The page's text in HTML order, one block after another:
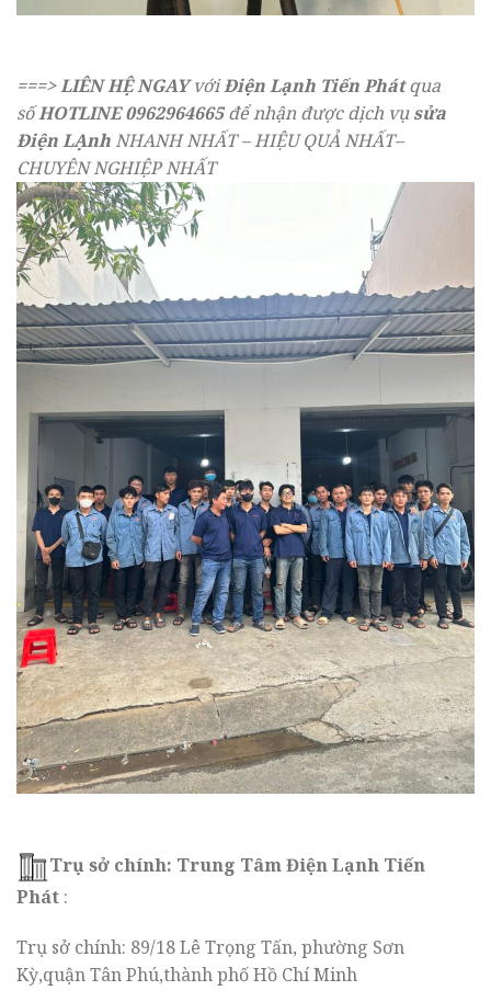
===>LIÊN HỆ NGAYvớiĐiện Lạnh Tiến Phátqua
sốHOTLINE0962964665để nhận được dịch vụsửa
Điện LẠnhNHANH NHẤT – HIỆU QUẢ NHẤT–
CHUYÊN NGHIỆP NHẤT
Trụ sở chính: Trung Tâm Điện Lạnh Tiến
Phát :
Trụ sở chính: 89/18 Lê Trọng Tấn, phường Sơn
Kỳ,quận Tân Phú,thành phố Hồ Chí Minh